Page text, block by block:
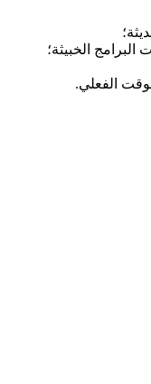
الخبيثة؛
الفعلي.